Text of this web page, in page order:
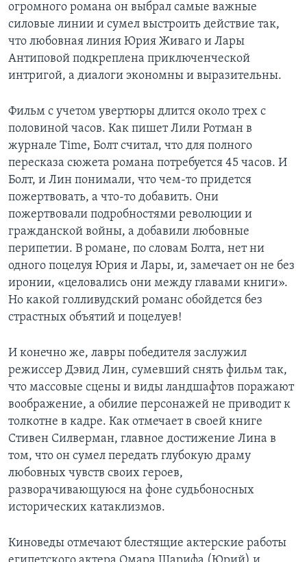
огромного романа он выбрал самые важные
силовые линии и сумел выстроить действие так,
что любовная линия Юрия Живаго и Лары
Антиповой подкреплена приключенческой
интригой, а диалоги экономны и выразительны.
Фильм с учетом увертюры длится около трех с
половиной часов. Как пишет Лили Ротман в
журнале Time, Болт считал, что для полного
пересказа сюжета романа потребуется 45 часов. И
Болт, и Лин понимали, что чем-то придется
пожертвовать, а что-то добавить. Они
пожертвовали подробностями революции и
гражданской войны, а добавили любовные
перипетии. В романе, по словам Болта, нет ни
одного поцелуя Юрия и Лары, и, замечает он не без
иронии, «целовались они между главами книги».
Но какой голливудский романс обойдется без
страстных объятий и поцелуев!
И конечно же, лавры победителя заслужил
режиссер Дэвид Лин, сумевший снять фильм так,
что массовые сцены и виды ландшафтов поражают
воображение, а обилие персонажей не приводит к
толкотне в кадре. Как отмечает в своей книге
Стивен Силверман, главное достижение Лина в
том, что он сумел передать глубокую драму
любовных чувств своих героев,
разворачивающуюся на фоне судьбоносных
исторических катаклизмов.
Киноведы отмечают блестящие актерские работы